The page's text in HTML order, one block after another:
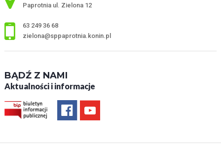
Paprotnia ul. Zielona 12
63 249 36 68
zielona@sppaprotnia.konin.pl
BĄDŹ Z NAMI
Aktualności i informacje